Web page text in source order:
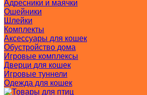
Адресники и маячки
Ошейники
Шлейки
Комплекты
Аксессуары для кошек
Обустройство дома
Игровые комплексы
Дверци для кошек
Игровые туннели
Одежда для кошек